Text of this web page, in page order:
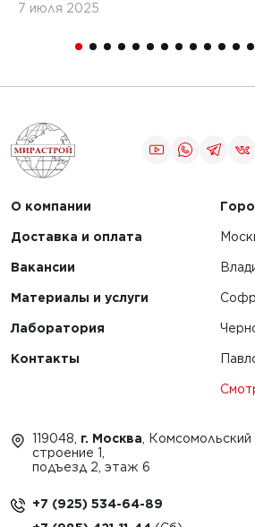
7 июля 2025
О компании
Доставка и оплата
Вакансии
Материалы и услуги
Лаборатория
Контакты
119048, г. Москва ,
строение 1,
подъезд 2, этаж 6
+7 (925) 534-64-89